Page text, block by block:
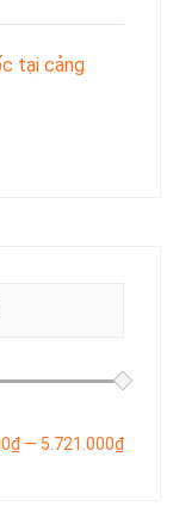
tại cảng
Giá
Giá
— 5.721.000₫